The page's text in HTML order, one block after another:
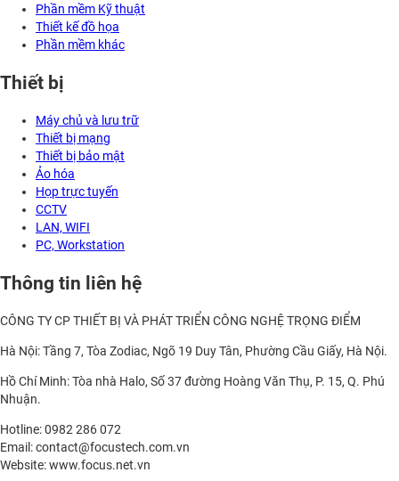
Phần mềm Kỹ thuật
Thiết kế đồ họa
Phần mềm khác
Thiết bị
Máy chủ và lưu trữ
Thiết bị mạng
Thiết bị bảo mật
Ảo hóa
Họp trực tuyến
CCTV
LAN, WIFI
PC, Workstation
Thông tin liên hệ
CÔNG TY CP THIẾT BỊ VÀ PHÁT TRIỂN CÔNG NGHỆ TRỌNG ĐIỂM
Hà Nội: Tầng 7, Tòa Zodiac, Ngõ 19 Duy Tân, Phường Cầu Giấy, Hà Nội.
Hồ Chí Minh: Tòa nhà Halo, Số 37 đường Hoàng Văn Thụ, P. 15, Q. Phú
Nhuận.
Hotline: 0982 286 072
Email: contact@focustech.com.vn
Website: www.focus.net.vn